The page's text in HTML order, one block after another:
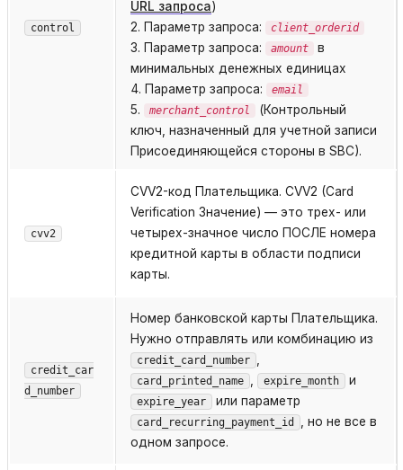
control
URL запроса)
2. Параметр запроса:
client_orderid
3. Параметр запроса: amount
в
минимальных денежных единицах
4. Параметр запроса:
email
5. merchant_control
(Контрольный
ключ, назначенный для учетной записи
Присоединяющейся стороны в SBC).
cvv2
CVV2-код Плательщика. CVV2 (Card
Verification Значение) — это трех- или
четырех-значное число ПОСЛЕ номера
кредитной карты в области подписи
карты.
credit_car
d_number
Номер банковской карты Плательщика.
Нужно отправлять или комбинацию из
credit_card_number ,
card_printed_name , expire_month и
expire_year или параметр
card_recurring_payment_id
, но не все в
одном запросе.